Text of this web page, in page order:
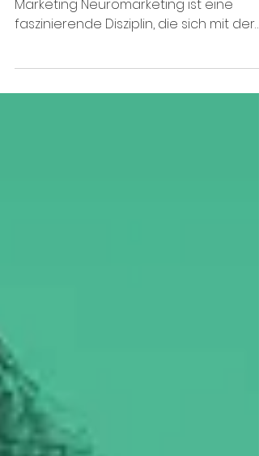
online!
Marketing Neuromarketing ist eine
faszinierende Disziplin, die sich mit der